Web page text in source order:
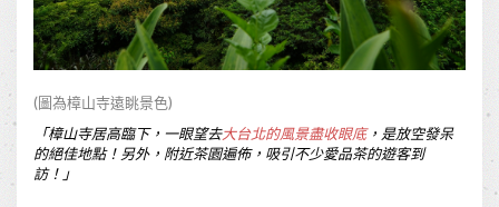
(圖為樟山寺遠眺景色)
「樟山寺居高臨下，一眼望去大台北的風景盡收眼底，是放空發呆
的絕佳地點！另外，附近茶園遍佈，吸引不少愛品茶的遊客到
訪！ 」